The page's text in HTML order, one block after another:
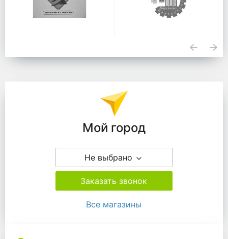
Мой город
Не выбрано
Заказать звонок
Все магазины